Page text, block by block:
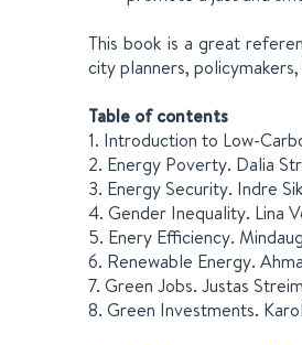
This book is a great
city planners,
Table of contents
1. Introduction to Low-
2. Energy Poverty. Dalia
3. Energy Security. Indre
4. Gender Inequality. Lina
5. Enery Efficiency.
6. Renewable Energy.
7. Green Jobs. Justas
8. Green Investments.